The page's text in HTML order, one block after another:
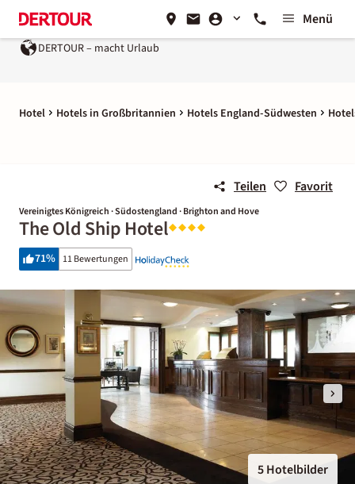
Menü
DERTOUR – macht Urlaub
Hotel Hotels in Großbritannien Hotels England-Südwesten
Teilen Favorit
Vereinigtes Königreich · Südostengland · Brighton and Hove
The Old Ship Hotel
71% 11 Bewertungen
5 Hotelbilder